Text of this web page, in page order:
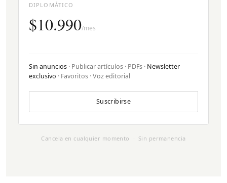
DIPLOMÁTICO
$10.990/mes
Sin anuncios · Publicar artículos · PDFs · Newsletter
exclusivo · Favoritos · Voz editorial
Suscribirse
Cancela en cualquier momento · Sin permanencia